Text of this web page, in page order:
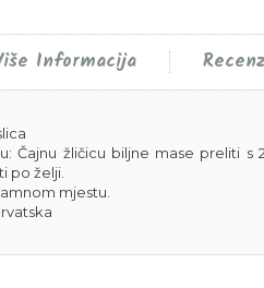
Čajnu žličicu biljne mase preliti
po želji.
mjestu.
Informacija